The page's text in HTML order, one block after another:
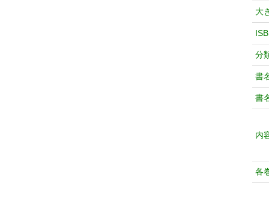
大
分
書
書
内
各